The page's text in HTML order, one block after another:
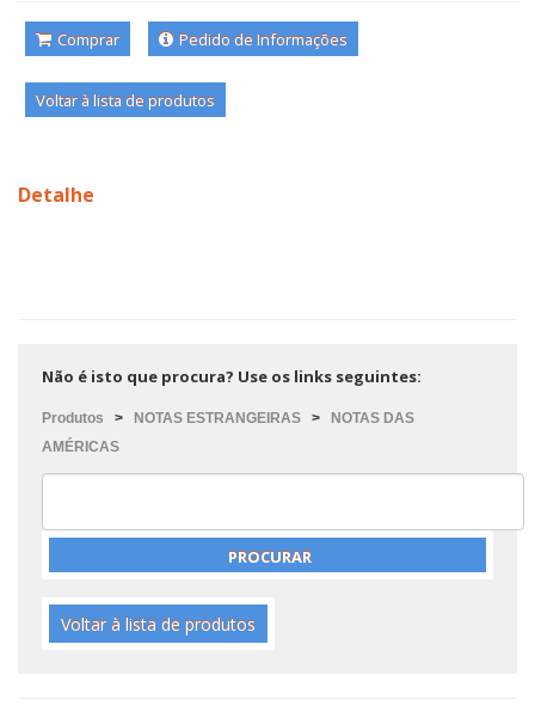
Comprar Pedido de Informações
Voltar à lista de produtos
Detalhe
Não é isto que procura? Use os links seguintes:
Produtos > NOTAS ESTRANGEIRAS >
NOTAS DAS
AMÉRICAS
Voltar à lista de produtos